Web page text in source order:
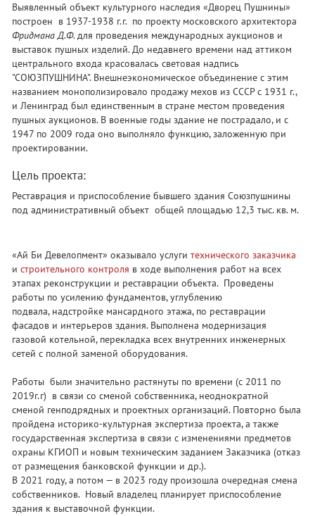
Выявленный объект культурного наследия «Дворец Пушнины»
построен в 1937-1938 г.г. по проекту московского архитектора
Фридмана Д.Ф. для проведения международных аукционов и
выставок пушных изделий. До недавнего времени над аттиком
центрального входа красовалась световая надпись
"СОЮЗПУШНИНА". Внешнеэкономическое объединение с этим
названием монополизировало продажу мехов из СССР с 1931 г.,
и Ленинград был единственным в стране местом проведения
пушных аукционов. В военные годы здание не пострадало, и с
1947 по 2009 года оно выполняло функцию, заложенную при
проектировании.
Цель проекта:
Реставрация и приспособление бывшего здания Союзпушнины
под административный объект общей площадью 12,3 тыс. кв. м.
«Ай Би Девелопмент» оказывало услуги технического заказчика
и строительного контроля в ходе выполнения работ на всех
этапах реконструкции и реставрации объекта. Проведены
работы по усилению фундаментов, углублению
подвала, надстройке мансардного этажа, по реставрации
фасадов и интерьеров здания. Выполнена модернизация
газовой котельной, перекладка всех внутренних инженерных
сетей с полной заменой оборудования.
Работы были значительно растянуты по времени (с 2011 по
2019г.г) в связи со сменой собственника, неоднократной
сменой генподрядных и проектных организаций. Повторно была
пройдена историко-культурная экспертиза проекта, а также
государственная экспертиза в связи с изменениями предметов
охраны КГИОП и новым техническим заданием Заказчика (отказ
от размещения банковской функции и др.).
В 2021 году, а потом — в 2023 году произошла очередная смена
собственников. Новый владелец планирует приспособление
здания к выставочной функции.